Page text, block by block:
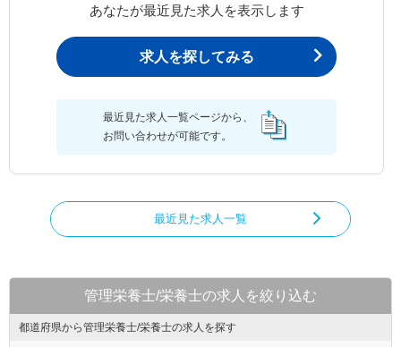
あなたが最近見た求人を表示します
求人を探してみる
最近見た求人一覧ページから、
お問い合わせが可能です。
最近見た求人一覧
管理栄養士/栄養士の求人を絞り込む
都道府県から管理栄養士/栄養士の求人を探す